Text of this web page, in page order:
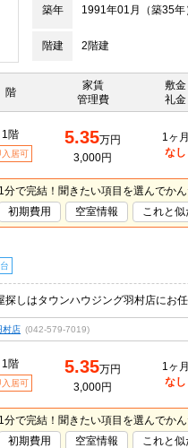
築年
1991年01月（築35年
階建 2階建
階
家賃
管理費
敷金
礼金
1階
入居可
5.35万円
3,000円
1ヶ月
なし
1分で完結！聞きたい項目を選んでかん
初期費用
空室情報 これと似
しはタウンハウジング羽村店にお
村店 (042-579-7019)
1階
入居可
5.35万円
3,000円
1ヶ月
なし
1分で完結！聞きたい項目を選んでかん
初期費用
空室情報 これと似